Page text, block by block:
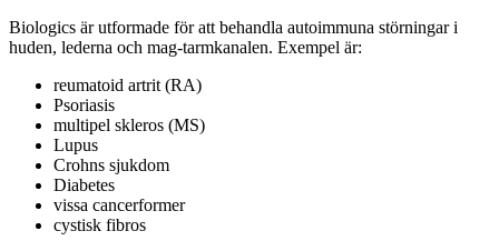
Biologics är utformade för att behandla autoimmuna störningar i
huden, lederna och mag-tarmkanalen. Exempel är:
reumatoid artrit (RA)
Psoriasis
multipel skleros (MS)
Lupus
Crohns sjukdom
Diabetes
vissa cancerformer
cystisk fibros